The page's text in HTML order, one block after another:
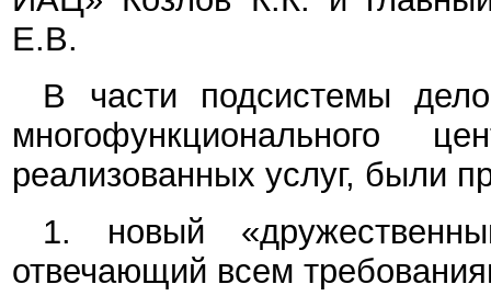
Е.В.
В части подсистемы
реализованных услуг, были
1. новый
отвечающий всем